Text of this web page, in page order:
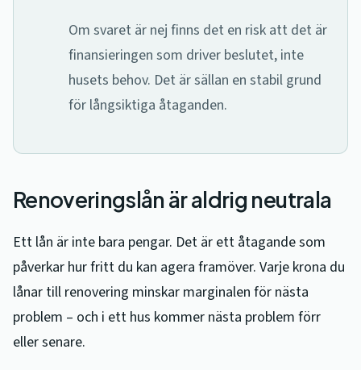
Om svaret är nej finns det en risk att det är
finansieringen som driver beslutet, inte
husets behov. Det är sällan en stabil grund
för långsiktiga åtaganden.
Renoveringslån är aldrig neutrala
Ett lån är inte bara pengar. Det är ett åtagande som
påverkar hur fritt du kan agera framöver. Varje krona du
lånar till renovering minskar marginalen för nästa
problem – och i ett hus kommer nästa problem förr
eller senare.